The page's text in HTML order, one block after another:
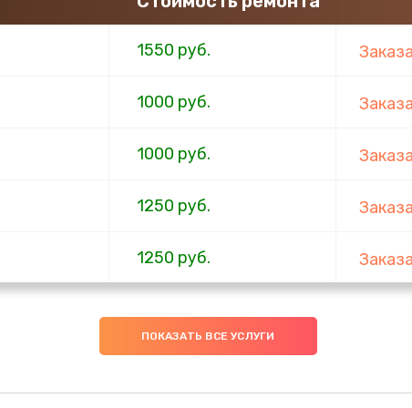
1550 руб.
1000 руб.
1000 руб.
1250 руб.
1250 руб.
1250 руб.
ПОКАЗАТЬ ВСЕ УСЛУГИ